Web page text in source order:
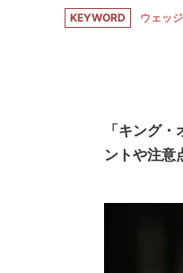
KEYWORD ウェッジ
「キング
ントや注意